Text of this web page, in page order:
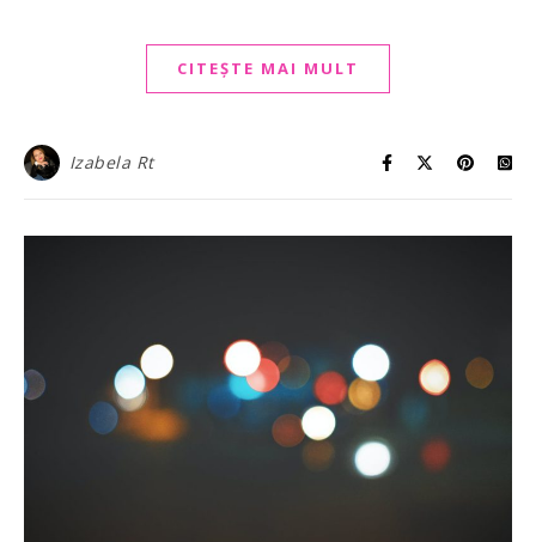
CITEȘTE MAI MULT
Izabela Rt